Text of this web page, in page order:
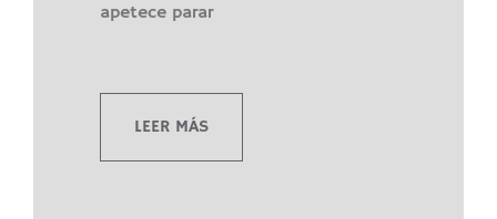
apetece parar
LEER MÁS